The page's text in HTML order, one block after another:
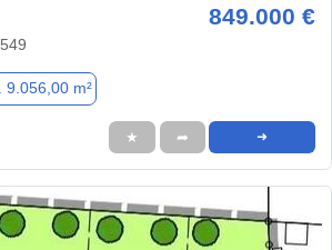
849.000 €
9.056,00 m²
★ ➦ ➜